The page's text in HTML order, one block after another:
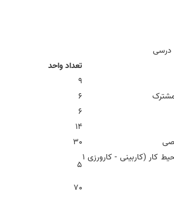
تعداد واحد
9
6
6
14
30
آموزش در محیط کار (کاربینی - کارورزی 1
5
70